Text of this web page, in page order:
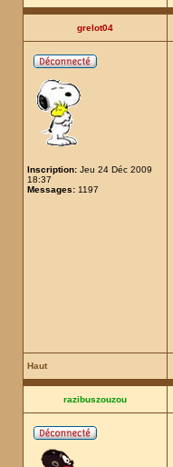
grelot04
Inscription: Jeu 24 Déc 2009
18:37
Messages: 1197
Haut
razibuszouzou